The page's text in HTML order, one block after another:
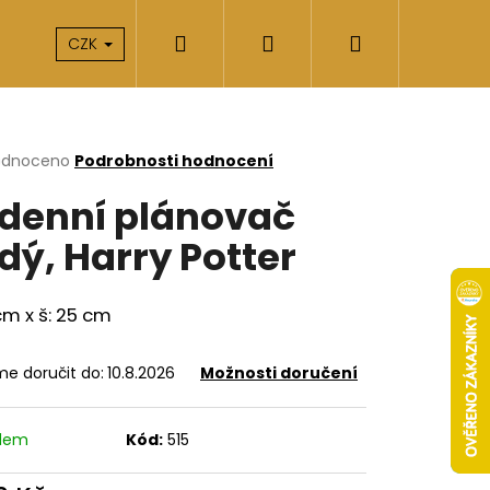
O nás
CZK Přihlášení
Podrobnosti hodnocení
plánovač
Harry Potter
x š: 25 cm
doručit do: 10.8.2026 Možnosti doručení
Kód: 515